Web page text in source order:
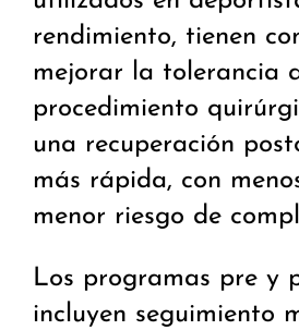
rendimiento, tienen
mejorar la tolerancia
procedimiento
una recuperación
más rápida, con
menor riesgo de
Los programas pre y
incluyen seguimiento